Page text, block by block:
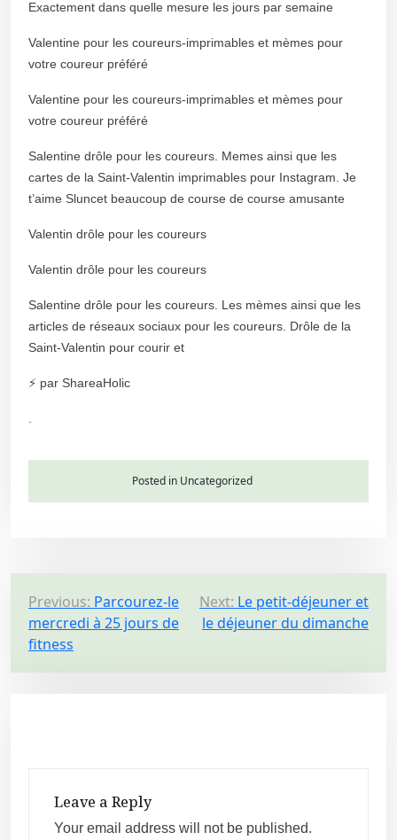
Exactement dans quelle mesure les jours par semaine
Valentine pour les coureurs-imprimables et mèmes pour
votre coureur préféré
Valentine pour les coureurs-imprimables et mèmes pour
votre coureur préféré
Salentine drôle pour les coureurs. Memes ainsi que les
cartes de la Saint-Valentin imprimables pour Instagram. Je
t’aime Sluncet beaucoup de course de course amusante
Valentin drôle pour les coureurs
Valentin drôle pour les coureurs
Salentine drôle pour les coureurs. Les mèmes ainsi que les
articles de réseaux sociaux pour les coureurs. Drôle de la
Saint-Valentin pour courir et
⚡ par ShareaHolic
Posted in Uncategorized
P
o
s
t
Previous: Parcourez-le
mercredi à 25 jours de
fitness
Next: Le petit-déjeuner et
le déjeuner du dimanche
Leave a Reply
Your email address will not be published.